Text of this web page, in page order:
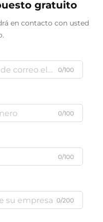
gratuito
en contacto con usted
0/100
0/100
0/100
0/200